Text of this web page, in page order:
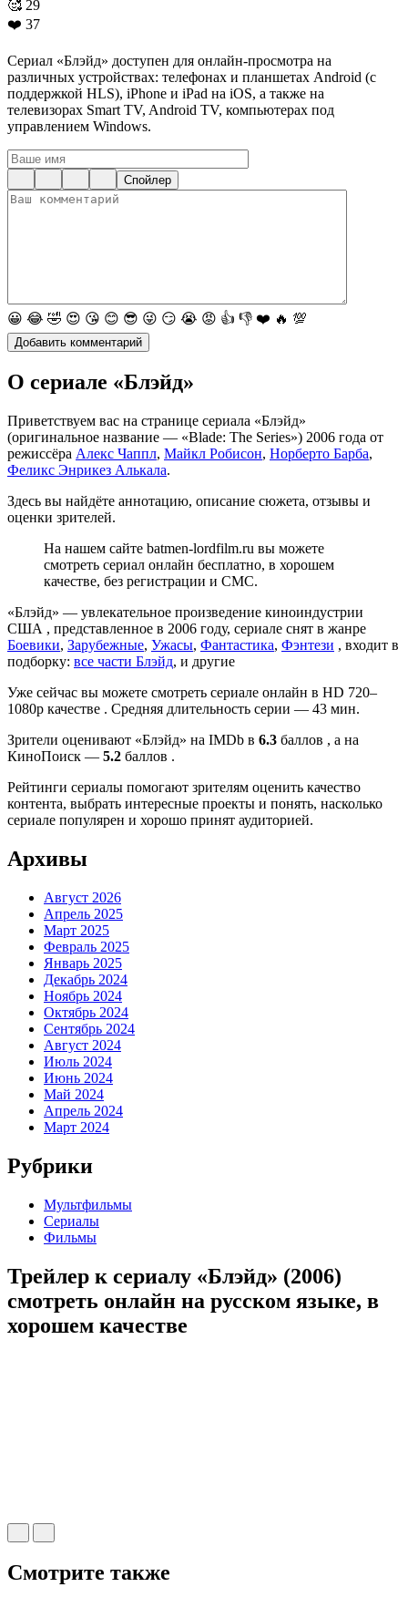
🥰 29
❤️ 37
Сериал «Блэйд» доступен для онлайн-просмотра на
различных устройствах: телефонах и планшетах Android (с
поддержкой HLS), iPhone и iPad на iOS, а также на
телевизорах Smart TV, Android TV, компьютерах под
управлением Windows.
Спойлер
😀 😂 🤣 😍 😘 😊 😎 😜 😏 😭 😡 👍 👎 ❤️ 🔥 💯
О сериале «Блэйд»
Приветствуем вас на странице сериала «Блэйд»
(оригинальное название — «Blade: The Series») 2006 года от
режиссёра Алекс Чаппл, Майкл Робисон, Норберто Барба,
Феликс Энрикез Алькала.
Здесь вы найдёте аннотацию, описание сюжета, отзывы и
оценки зрителей.
На нашем сайте batmen-lordfilm.ru вы можете
смотреть сериал онлайн бесплатно, в хорошем
качестве, без регистрации и СМС.
«Блэйд» — увлекательное произведение киноиндустрии
США , представленное в 2006 году, сериале снят в жанре
Боевики, Зарубежные, Ужасы, Фантастика, Фэнтези , входит в
подборку: все части Блэйд, и другие
Уже сейчас вы можете смотреть сериале онлайн в HD 720–
1080p качестве . Средняя длительность серии — 43 мин.
Зрители оценивают «Блэйд» на IMDb в 6.3 баллов , а на
КиноПоиск — 5.2 баллов .
Рейтинги сериалы помогают зрителям оценить качество
контента, выбрать интересные проекты и понять, насколько
сериале популярен и хорошо принят аудиторией.
Архивы
Август 2026
Апрель 2025
Март 2025
Февраль 2025
Январь 2025
Декабрь 2024
Ноябрь 2024
Октябрь 2024
Сентябрь 2024
Август 2024
Июль 2024
Июнь 2024
Май 2024
Апрель 2024
Март 2024
Рубрики
Мультфильмы
Сериалы
Фильмы
Трейлер к сериалу «Блэйд» (2006)
cмотреть онлайн на русском языке, в
хорошем качестве
Смотрите также